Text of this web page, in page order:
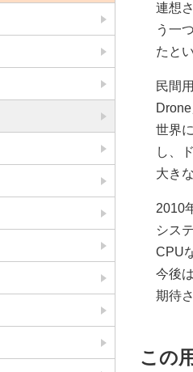
連想
う一
たと
民間
世界
し、
大き
2010
シス
CPU
今後
期待
この